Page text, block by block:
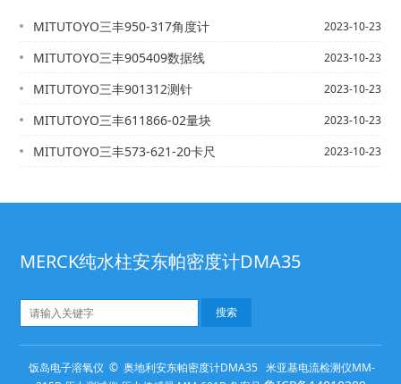
MITUTOYO三丰950-317角度计 2023-10-23
MITUTOYO三丰905409数据线 2023-10-23
MITUTOYO三丰901312测针 2023-10-23
MITUTOYO三丰611866-02量块 2023-10-23
MITUTOYO三丰573-621-20卡尺 2023-10-23
MERCK纯水柱安东帕密度计DMA35
饭岛电子溶氧仪 © 奥地利安东帕密度计DMA35 米亚基电流检测仪MM-